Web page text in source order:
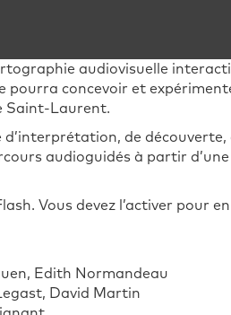
audiovisuelle
pourra concevoir et
Saint-Laurent.
d’interprétation, de
audioguidés à partir
Vous devez l’activer pour
Edith Normandeau
David Martin